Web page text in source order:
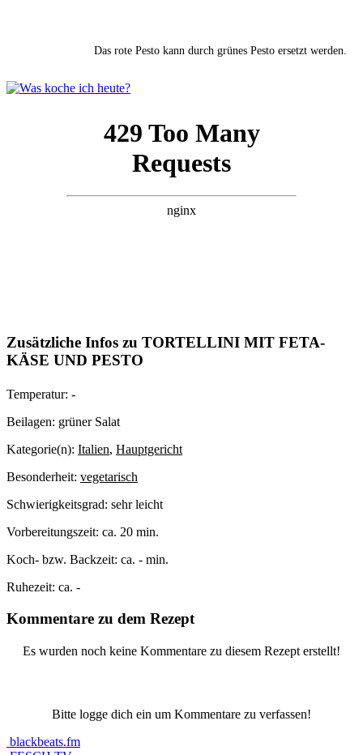
Das rote Pesto kann durch grünes Pesto ersetzt werden.
Zusätzliche Infos zu TORTELLINI MIT FETA-
KÄSE UND PESTO
Temperatur: -
Beilagen: grüner Salat
Kategorie(n): Italien, Hauptgericht
Besonderheit: vegetarisch
Schwierigkeitsgrad: sehr leicht
Vorbereitungszeit: ca. 20 min.
Koch- bzw. Backzeit: ca. - min.
Ruhezeit: ca. -
Kommentare zu dem Rezept
Es wurden noch keine Kommentare zu diesem Rezept erstellt!
Bitte logge dich ein um Kommentare zu verfassen!
blackbeats.fm